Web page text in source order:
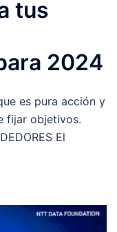
tus
2024
es pura acción y
fijar objetivos.
El